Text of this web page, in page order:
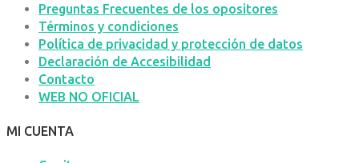
Preguntas Frecuentes de los opositores
Términos y condiciones
Política de privacidad y protección de datos
Declaración de Accesibilidad
Contacto
WEB NO OFICIAL
MI CUENTA